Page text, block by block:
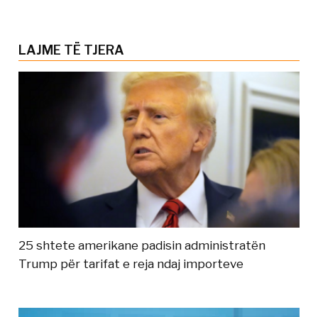
LAJME TË TJERA
25 shtete amerikane padisin administratën
Trump për tarifat e reja ndaj importeve